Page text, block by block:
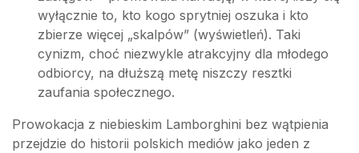
wyłącznie to, kto kogo sprytniej oszuka i kto
zbierze więcej „skalpów” (wyświetleń). Taki
cynizm, choć niezwykle atrakcyjny dla młodego
odbiorcy, na dłuższą metę niszczy resztki
zaufania społecznego.
Prowokacja z niebieskim Lamborghini bez wątpienia
przejdzie do historii polskich mediów jako jeden z